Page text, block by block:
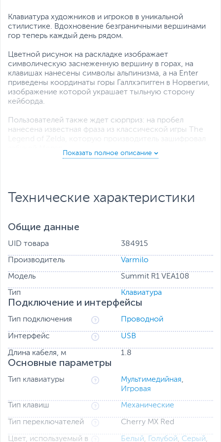
Клавиатура художников и игроков в уникальной
стилистике. Вдохновение безграничными вершинами
гор теперь каждый день рядом.
Цветной рисунок на раскладке изображает
символическую заснеженную вершину в горах, на
клавишах нанесены символы альпинизма, а на Enter
приведены координаты горы Галлхэпигген в Норвегии,
изображение которой украшает тыльную сторону
кейборда.
Пользователей также ждет сюрприз: на пробел
нанесена известная фраза из классической игры The
азбукой Морзе.
максимально приятных тактильных ощущений нажатия,
печати и непревзойденного качества.
Технические характеристики
Общие данные
UID товара 384915
Производитель Varmilo
Модель Summit R1 VEA108
Тип Клавиатура
Подключение и интерфейсы
Тип подключения Проводной
Интерфейс USB
Длина кабеля, м 1.8
Основные параметры
Тип клавиатуры Мультимедийная,
Игровая
Тип клавиш Механические
Тип переключателей Cherry MX Red
Цвет, используемый в Белый, Голубой, Серый,